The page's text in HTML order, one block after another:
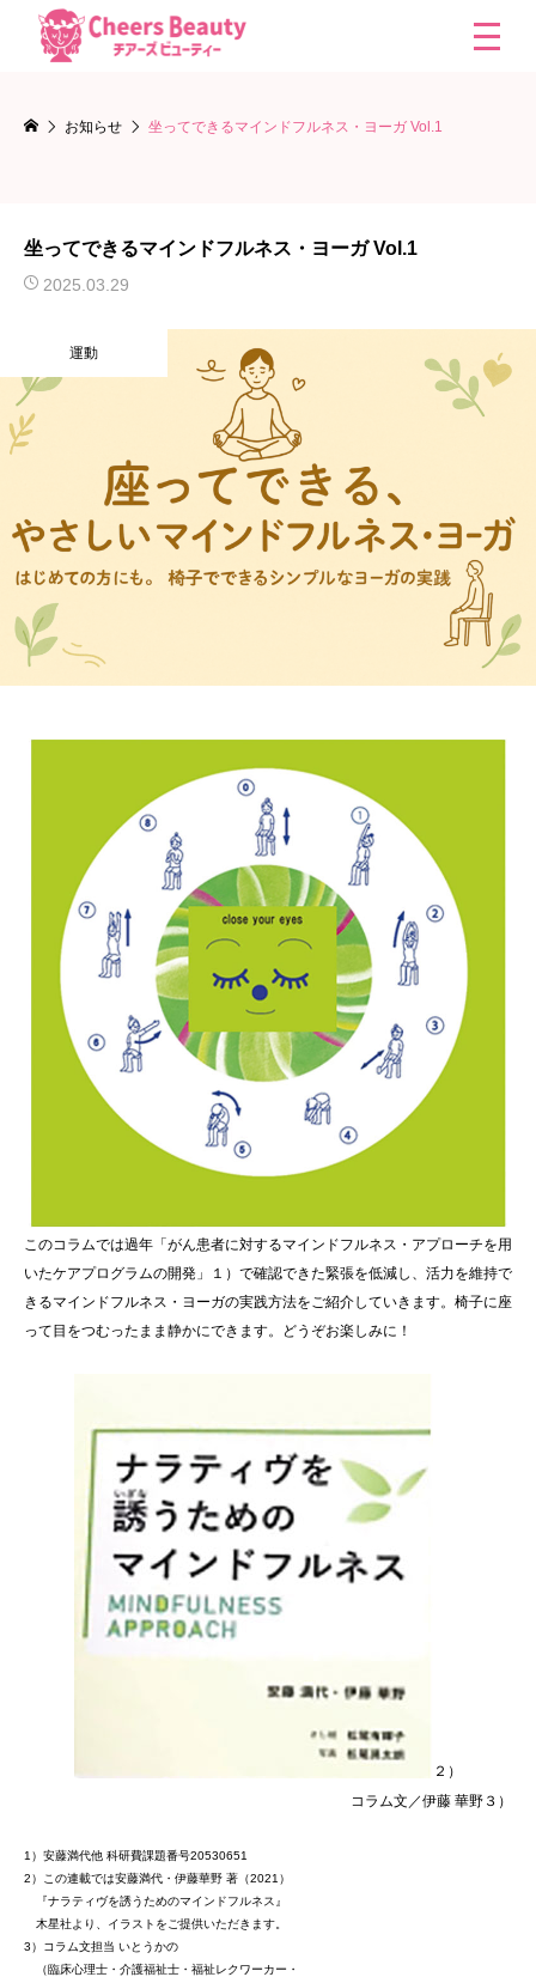
お知らせ 坐ってできるマインドフルネス・ヨーガ Vol.1
坐ってできるマインドフルネス・ヨーガ Vol.1
2025.03.29
運動
このコラムでは過年「がん患者に対するマインドフルネス・アプローチを用
いたケアプログラムの開発」１）で確認できた緊張を低減し、活力を維持で
きるマインドフルネス・ヨーガの実践方法をご紹介していきます。椅子に座
って目をつむったまま静かにできます。どうぞお楽しみに！
２）
コラム文／伊藤 華野３）
1）安藤満代他 科研費課題番号20530651
2）この連載では安藤満代・伊藤華野 著（2021）
『ナラティヴを誘うためのマインドフルネス』
木星社より、イラストをご提供いただきます。
3）コラム文担当 いとうかの
（臨床心理士・介護福祉士・福祉レクワーカー・